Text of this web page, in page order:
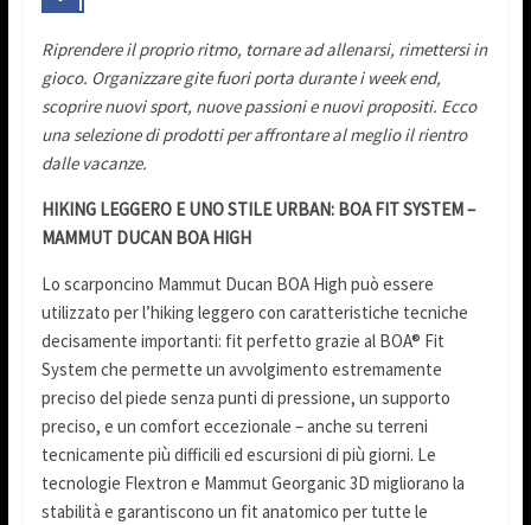
Riprendere il proprio ritmo, tornare ad allenarsi, rimettersi in
gioco. Organizzare gite fuori porta durante i week end,
scoprire nuovi sport, nuove passioni e nuovi propositi. Ecco
una selezione di prodotti per affrontare al meglio il rientro
dalle vacanze.
HIKING LEGGERO E UNO STILE URBAN: BOA FIT SYSTEM –
MAMMUT DUCAN BOA HIGH
Lo scarponcino Mammut Ducan BOA High può essere
utilizzato per l’hiking leggero con caratteristiche tecniche
decisamente importanti: fit perfetto grazie al BOA® Fit
System che permette un avvolgimento estremamente
preciso del piede senza punti di pressione, un supporto
preciso, e un comfort eccezionale – anche su terreni
tecnicamente più difficili ed escursioni di più giorni. Le
tecnologie Flextron e Mammut Georganic 3D migliorano la
stabilità e garantiscono un fit anatomico per tutte le